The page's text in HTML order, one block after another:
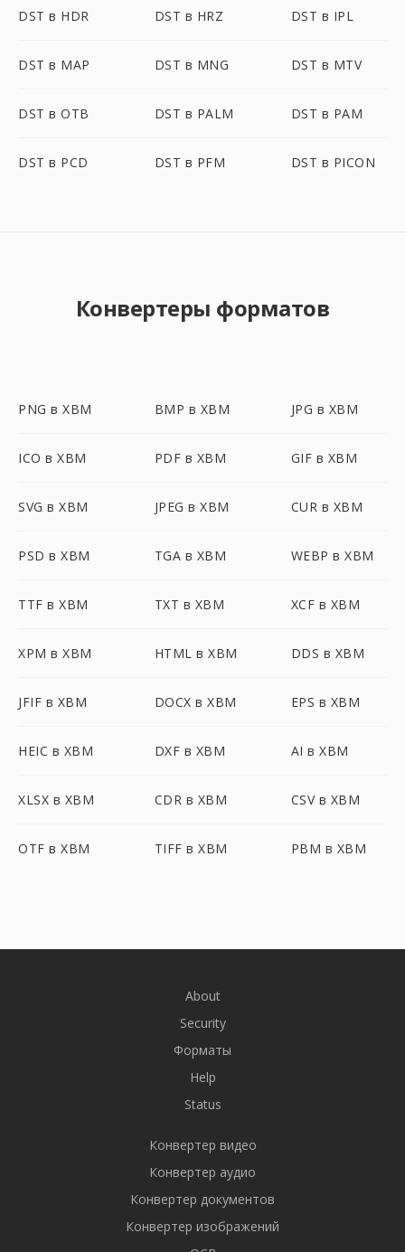
DST в HDR DST в HRZ DST в IPL
DST в MAP DST в MNG DST в MTV
DST в OTB DST в PALM DST в PAM
DST в PCD DST в PFM DST в PICON
Конвертеры форматов
PNG в XBM BMP в XBM JPG в XBM
ICO в XBM PDF в XBM GIF в XBM
SVG в XBM JPEG в XBM CUR в XBM
PSD в XBM TGA в XBM WEBP в XBM
TTF в XBM TXT в XBM XCF в XBM
XPM в XBM HTML в XBM DDS в XBM
JFIF в XBM DOCX в XBM EPS в XBM
HEIC в XBM DXF в XBM AI в XBM
XLSX в XBM CDR в XBM CSV в XBM
OTF в XBM TIFF в XBM PBM в XBM
About
Security
Форматы
Help
Status
Конвертер видео
Конвертер аудио
Конвертер документов
Конвертер изображений